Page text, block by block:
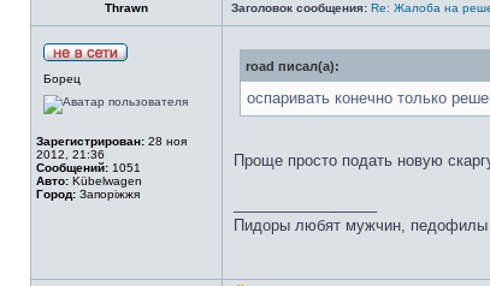
Thrawn Заголовок сообщения: Re: Жалоба на
Борец
Зарегистрирован: 28 ноя
2012, 21:36
Сообщений: 1051
Авто: Kübelwagen
Город: Запоріжжя
road писал(а):
оспаривать конечно только
Проще просто подать новую
Пидоры любят мужчин, педофилы